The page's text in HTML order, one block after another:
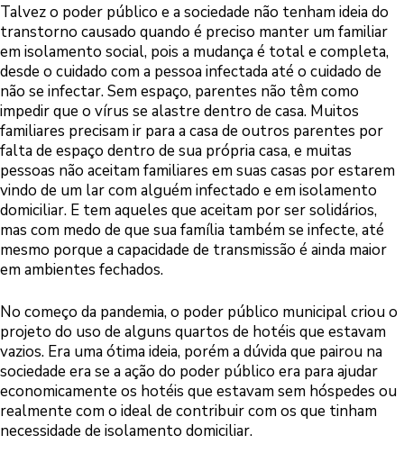
Talvez o poder público e a sociedade não tenham ideia do
transtorno causado quando é preciso manter um familiar
em isolamento social, pois a mudança é total e completa,
desde o cuidado com a pessoa infectada até o cuidado de
não se infectar. Sem espaço, parentes não têm como
impedir que o vírus se alastre dentro de casa. Muitos
familiares precisam ir para a casa de outros parentes por
falta de espaço dentro de sua própria casa, e muitas
pessoas não aceitam familiares em suas casas por estarem
vindo de um lar com alguém infectado e em isolamento
domiciliar. E tem aqueles que aceitam por ser solidários,
mas com medo de que sua família também se infecte, até
mesmo porque a capacidade de transmissão é ainda maior
em ambientes fechados.
No começo da pandemia, o poder público municipal criou o
projeto do uso de alguns quartos de hotéis que estavam
vazios. Era uma ótima ideia, porém a dúvida que pairou na
sociedade era se a ação do poder público era para ajudar
economicamente os hotéis que estavam sem hóspedes ou
realmente com o ideal de contribuir com os que tinham
necessidade de isolamento domiciliar.